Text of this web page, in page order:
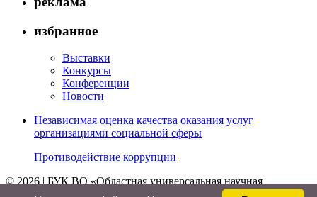
избранное
Выставки
Конкурсы
Конференции
Новости
Независимая оценка качества оказания услуг
организациями социальной сферы
Противодействие коррупции
© 2026 | БУК ВО «Областная универсальная научная
библиотека»